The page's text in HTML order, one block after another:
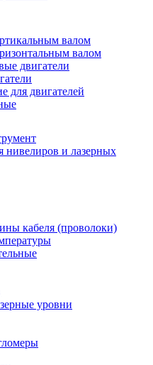
валом
валом
двигатели
для двигателей
нивелиров и лазерных
кабеля (проволоки)
уровни